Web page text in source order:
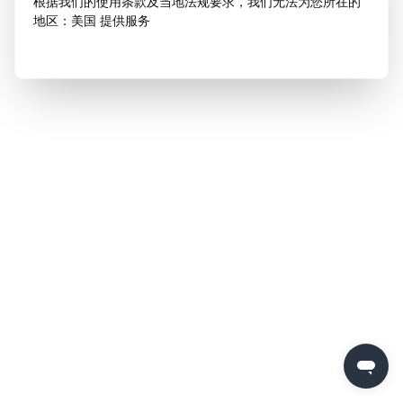
地区：美国 提供服务